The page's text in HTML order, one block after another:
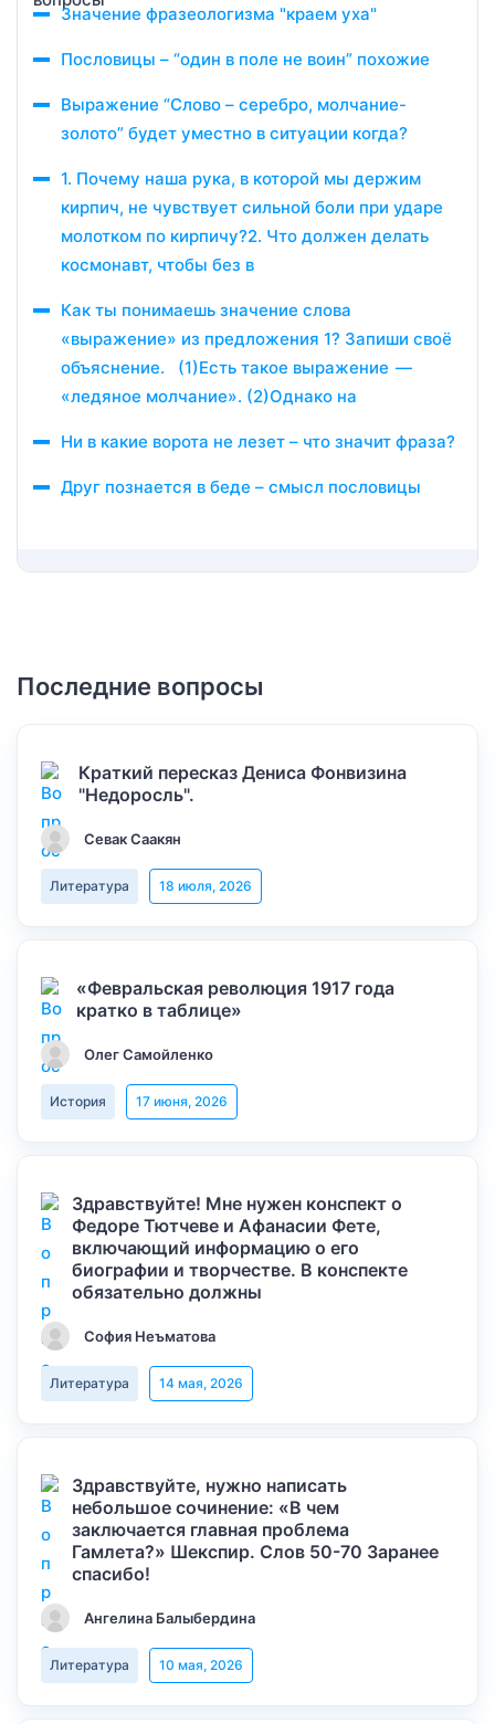
Значение фразеологизма "краем уха"
Пословицы – “один в поле не воин” похожие
Выражение “Слово – серебро, молчание-
золото” будет уместно в ситуации когда?
1. Почему наша рука, в которой мы держим
кирпич, не чувствует сильной боли при ударе
молотком по кирпичу?2. Что должен делать
космонавт, чтобы без в
Как ты понимаешь значение слова
«выражение» из предложения 1? Запиши своё
объяснение. (1)Есть такое выражение —
«ледяное молчание». (2)Однако на
Ни в какие ворота не лезет – что значит фраза?
Друг познается в беде – смысл пословицы
Последние вопросы
Краткий пересказ Дениса Фонвизина
"Недоросль".
Севак Саакян
Литература 18 июля, 2026
«Февральская революция 1917 года
кратко в таблице»
Олег Самойленко
История 17 июня, 2026
Здравствуйте! Мне нужен конспект о
Федоре Тютчеве и Афанасии Фете,
включающий информацию о его
биографии и творчестве. В конспекте
обязательно должны
София Неъматова
Литература 14 мая, 2026
Здравствуйте, нужно написать
небольшое сочинение: «В чем
заключается главная проблема
Гамлета?» Шекспир. Слов 50-70 Заранее
спасибо!
Ангелина Балыбердина
Литература 10 мая, 2026